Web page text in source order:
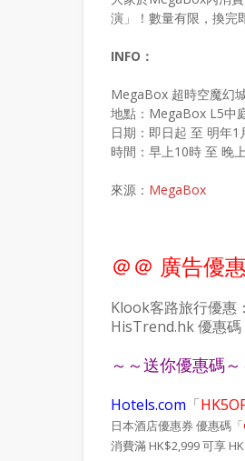
演」！數量有限，換完
INFO：
MegaBox 超時空魔幻
地點：MegaBox L5中
日期：即日起 至 明年1
時間：早上10時 至 晚
來源： MegaBox
＠＠ 廣告優
Klook客路旅行優惠：
HisTrend.hk 優惠碼
～～送你優惠碼～
Hotels.com 「
日本酒店優惠券 優惠碼「
消費滿 HK$2,999 可享